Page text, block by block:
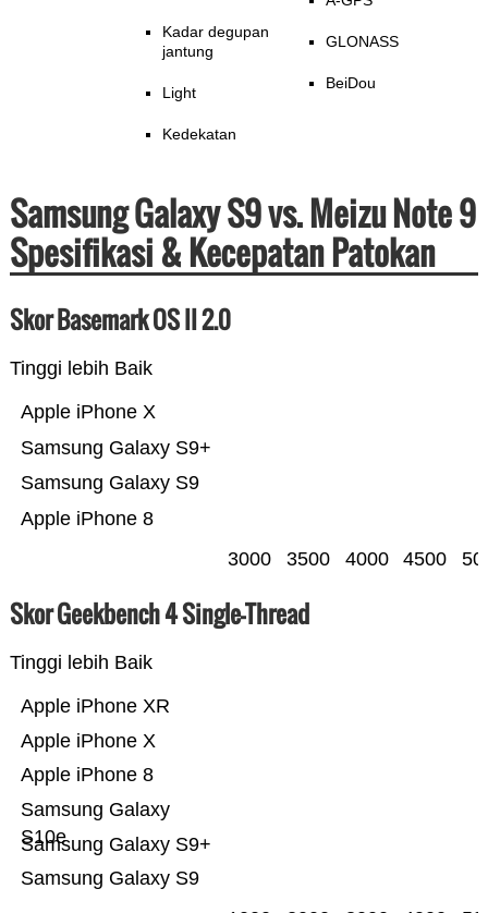
Kadar degupan
jantung
Light
Kedekatan
GLONASS
BeiDou
Samsung Galaxy S9 vs. Meizu Note 9
Spesifikasi & Kecepatan Patokan
Skor Basemark OS II 2.0
Tinggi lebih Baik
Apple iPhone 8
Samsung Galaxy S9
Samsung Galaxy S9+
Apple iPhone X
3000 3500 4000 4500
Skor Geekbench 4 Single-Thread
Tinggi lebih Baik
Samsung Galaxy S9
Samsung Galaxy S9+
Samsung Galaxy
S10e
Apple iPhone 8
Apple iPhone X
Apple iPhone XR